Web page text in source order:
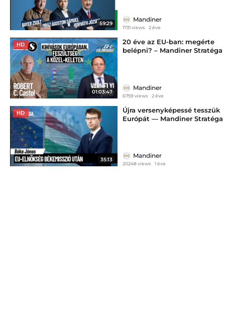
59:29
Mandiner
1731 views 2 éve
HD
01:03:47
20 éve az EU-ban: megérte
belépni? – Mandiner Stratéga
Mandiner
6759 views 2 éve
HD
35:13
Újra versenyképessé tesszük
Európát — Mandiner Stratéga
Mandiner
20248 views 1 éve